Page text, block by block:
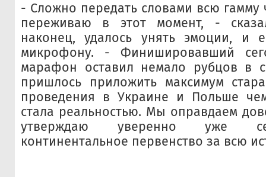
- Сложно передать словами всю гамму
переживаю в этот момент, -
наконец, удалось унять эмоции, и
микрофону. - Финишировавший
марафон оставил немало рубцов в
пришлось приложить максимум
проведения в Украине и Польше
стала реальностью. Мы оправдаем
утверждаю уверенно уже
континентальное первенство за всю